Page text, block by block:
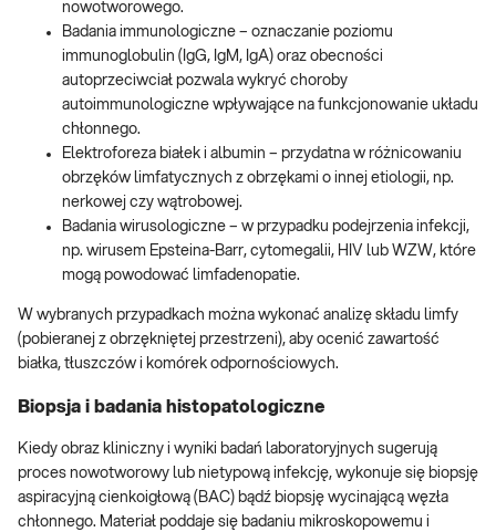
nowotworowego.
Badania immunologiczne – oznaczanie poziomu
immunoglobulin (IgG, IgM, IgA) oraz obecności
autoprzeciwciał pozwala wykryć choroby
autoimmunologiczne wpływające na funkcjonowanie układu
chłonnego.
Elektroforeza białek i albumin – przydatna w różnicowaniu
obrzęków limfatycznych z obrzękami o innej etiologii, np.
nerkowej czy wątrobowej.
Badania wirusologiczne – w przypadku podejrzenia infekcji,
np. wirusem Epsteina-Barr, cytomegalii, HIV lub WZW, które
mogą powodować limfadenopatie.
W wybranych przypadkach można wykonać analizę składu limfy
(pobieranej z obrzękniętej przestrzeni), aby ocenić zawartość
białka, tłuszczów i komórek odpornościowych.
Biopsja i badania histopatologiczne
Kiedy obraz kliniczny i wyniki badań laboratoryjnych sugerują
proces nowotworowy lub nietypową infekcję, wykonuje się biopsję
aspiracyjną cienkoigłową (BAC) bądź biopsję wycinającą węzła
chłonnego. Materiał poddaje się badaniu mikroskopowemu i